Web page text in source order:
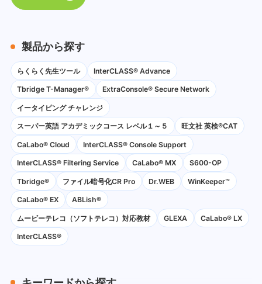
製品から探す
らくらく先生ツール InterCLASS® Advance
Tbridge T-Manager® ExtraConsole® Secure Network
イータイピング チャレンジ
スーパー英語 アカデミックコース レベル１～５ 旺文社 英検®CAT
CaLabo®︎ Cloud InterCLASS®︎ Console Support
InterCLASS®︎ Filtering Service CaLabo® MX S600-OP
Tbridge® ファイル暗号化CR Pro Dr.WEB WinKeeper™
CaLabo® EX ABLish®
ムービーテレコ（ソフトテレコ）対応教材 GLEXA CaLabo® LX
InterCLASS®